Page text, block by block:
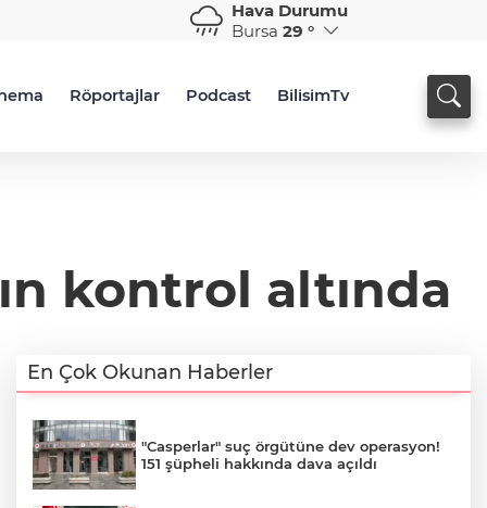
Hava Durumu
Bursa 29 °
Röportajlar Podcast BilisimTv
kontrol altında
En Çok Okunan Haberler
"Casperlar" suç örgütüne dev operasyon!
151 şüpheli hakkında dava açıldı